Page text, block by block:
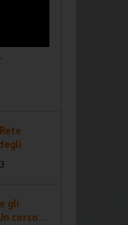
gli
corso...